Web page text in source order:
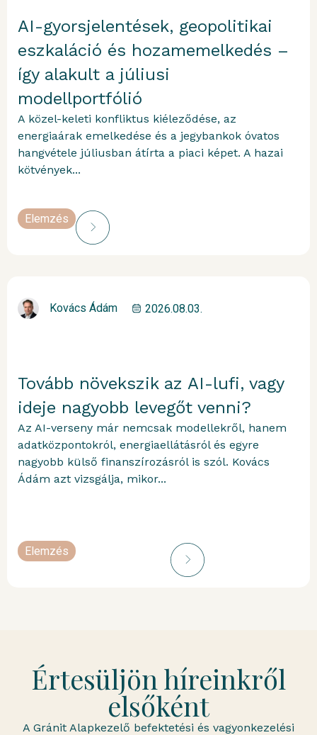
AI-gyorsjelentések, geopolitikai
eszkaláció és hozamemelkedés –
így alakult a júliusi
modellportfólió
A közel-keleti konfliktus kiéleződése, az
energiaárak emelkedése és a jegybankok óvatos
hangvétele júliusban átírta a piaci képet. A hazai
kötvények...
Elemzés
Kovács Ádám 2026.08.03.
Tovább növekszik az AI-lufi, vagy
ideje nagyobb levegőt venni?
Az AI-verseny már nemcsak modellekről, hanem
adatközpontokról, energiaellátásról és egyre
nagyobb külső finanszírozásról is szól. Kovács
Ádám azt vizsgálja, mikor...
Elemzés
Értesüljön híreinkről
elsőként
A Gránit Alapkezelő befektetési és vagyonkezelési